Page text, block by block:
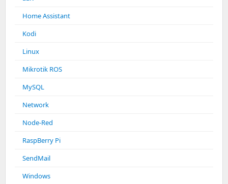
Home Assistant
Kodi
Linux
Mikrotik ROS
MySQL
Network
Node-Red
RaspBerry Pi
SendMail
Windows